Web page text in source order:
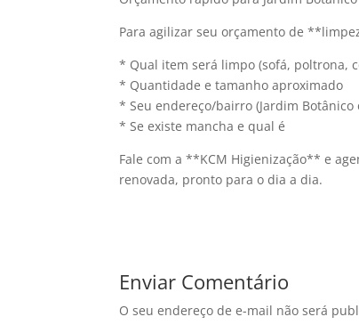
Para agilizar seu orçamento de
* Qual item será limpo (sofá, poltrona,
* Quantidade e tamanho aproximado
* Seu endereço/bairro (Jardim Botânico
* Se existe mancha e qual é
Fale com a **KCM Higienização** e
renovada, pronto para o dia a dia.
Enviar Comentário
O seu endereço de e-mail não será